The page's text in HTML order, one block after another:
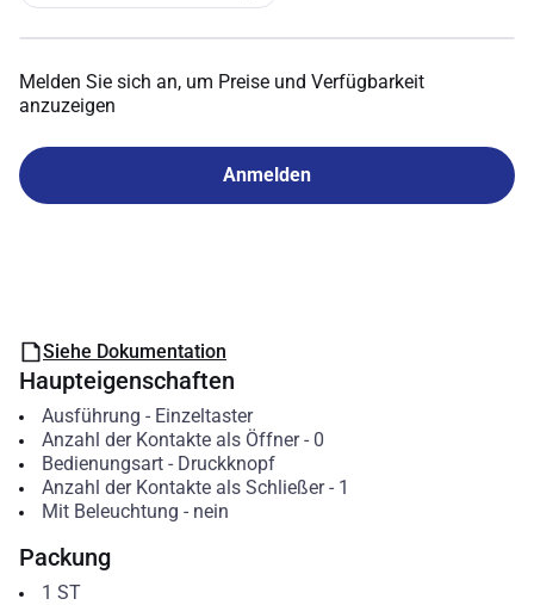
Melden Sie sich an, um Preise und Verfügbarkeit
anzuzeigen
Anmelden
Siehe Dokumentation
Haupteigenschaften
Ausführung - Einzeltaster
Anzahl der Kontakte als Öffner- 0
Bedienungsart- Druckknopf
Anzahl der Kontakte als Schließer- 1
Mit Beleuchtung - nein
Packung
1 ST